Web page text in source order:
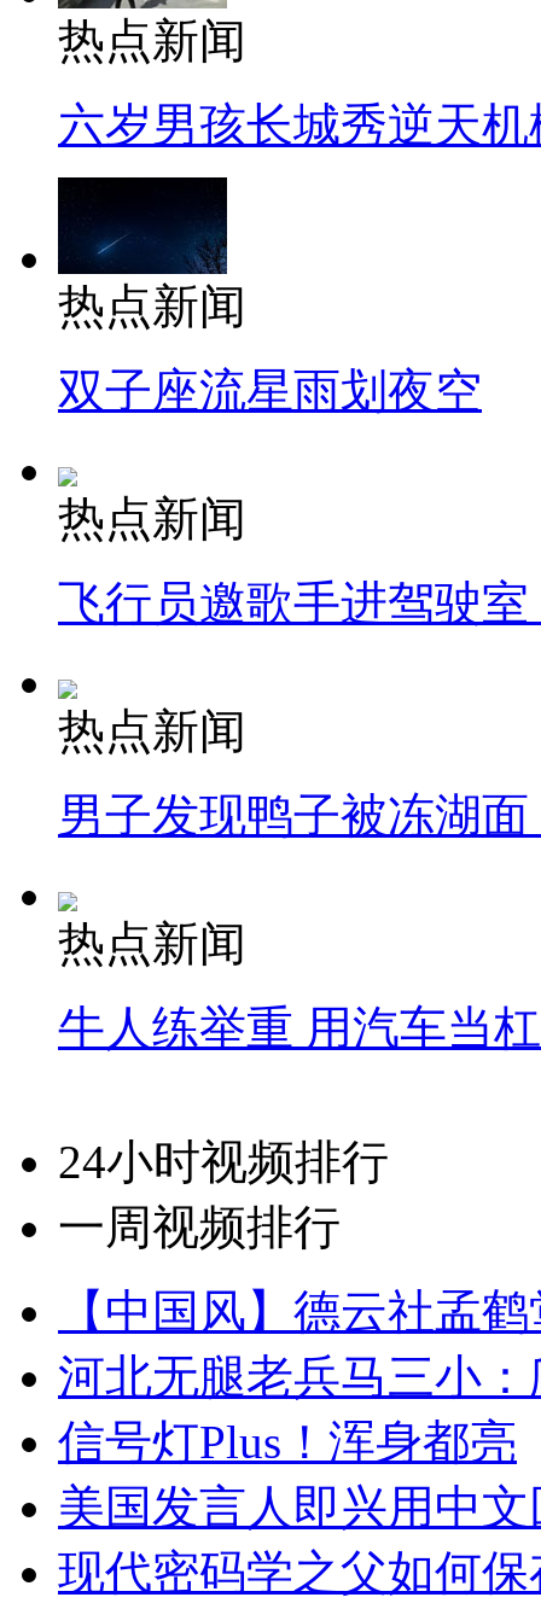
热点新闻
六岁男孩长城秀逆天机
热点新闻
双子座流星雨划夜空
热点新闻
飞行员邀歌手进驾驶
热点新闻
男子发现鸭子被冻湖
热点新闻
牛人练举重 用汽车当
24小时视频排行
一周视频排行
【中国风】德云社孟
河北无腿老兵马三小
信号灯Plus！浑身都亮
美国发言人即兴用中
现代密码学之父如何